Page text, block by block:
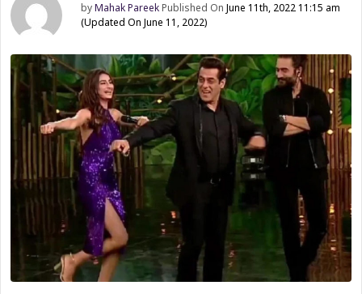
byMahak PareekPublished OnJune 11th, 2022 11:15 am
(Updated On June 11, 2022)